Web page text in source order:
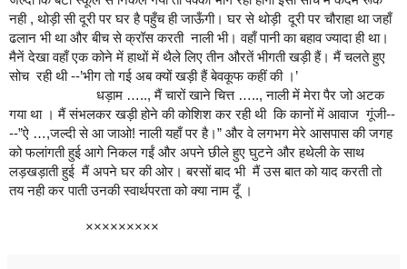
नही , थोड़ी सी दूरी पर घर है पहुँच ही जाऊँगी। घर से थोड़ी दूरी पर चौराहा था जहाँ
ढलान भी था और बीच से क्रॉस करती नाली भी। वहाँ पानी का बहाव ज्यादा ही था।
मैनें देखा वहाँ एक कोने में हाथों में थैले लिए तीन औरतें भीगती खड़ी हैं। मैं चलते हुए
सोच रही थी --’भीग तो गई अब क्यों खड़ी हैं‎ बेवकूफ कहीं की ।’
धड़ाम ….., मैं चारों खाने चित्त ….., नाली में मेरा पैर जो अटक
गया था । मैं संभलकर खड़ी होने की कोशिश कर रही थी कि कानों में आवाज गूंजी--
--”ऐ …,जल्दी से आ जाओ! नाली यहाँ पर है।” और वे लगभग मेरे आसपास की जगह
को फलांगती हुई आगे निकल गईं और अपने छीले हुए घुटने और हथेली के साथ
लड़खड़ाती हुई‎ मैं अपने घर की ओर। बरसों बाद भी मैं उस बात को याद करती तो
तय नही कर पाती उनकी स्वार्थपरता को क्या नाम दूँ ।
×××××××××